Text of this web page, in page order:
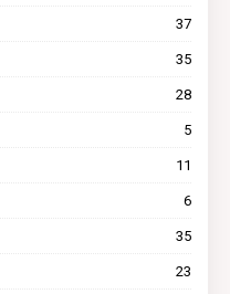
37
35
28
5
11
6
35
23